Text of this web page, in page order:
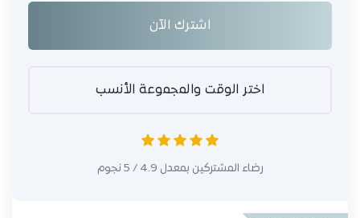
اشترك الآن
اختر الوقت والمجموعة الأنسب
رضاء المشتركين بمعدل 4.9 / 5 نجوم